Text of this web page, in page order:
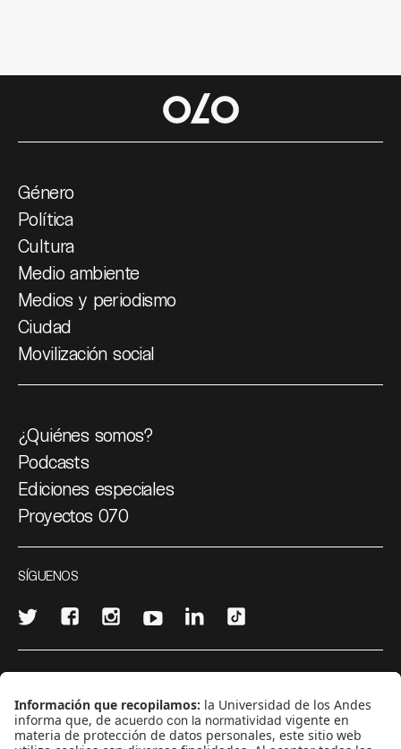
Género
Política
Cultura
Medio ambiente
Medios y periodismo
Ciudad
Movilización social
¿Quiénes somos?
Podcasts
Ediciones especiales
Proyectos 070
SÍGUENOS
CONTÁCTANOS